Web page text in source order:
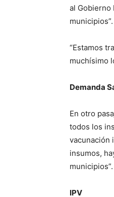
al Gobierno
municipios”.
“Estamos
muchísimo
Demanda
En otro
todos los
vacunación
insumos,
municipios”.
IPV